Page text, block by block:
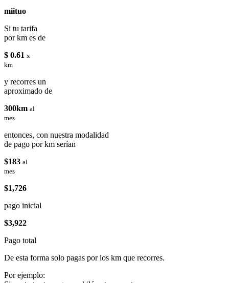
miituo
Si tu tarifa
por km es de
$ 0.61 x
km
y recorres un
aproximado de
300km al
mes
entonces, con nuestra modalidad
de pago por km serían
$183 al
mes
$1,726
pago inicial
$3,922
Pago total
De esta forma solo pagas por los km que recorres.
Por ejemplo: